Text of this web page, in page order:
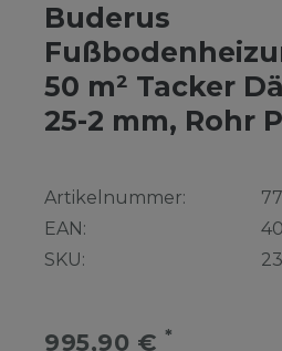
Buderus
50 m² Tacker
25-2 mm, Rohr
Artikelnummer:
EAN:
SKU:
995,90 € *